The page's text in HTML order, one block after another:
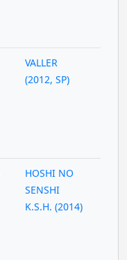
VALLER
(2012, SP)
HOSHI NO
SENSHI
K.S.H. (2014)